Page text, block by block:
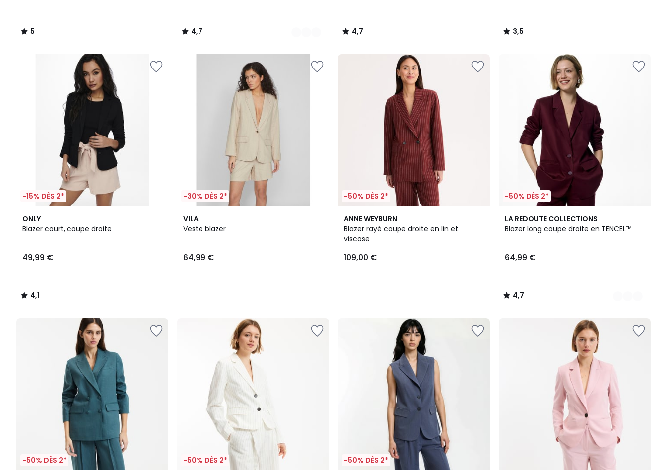
5
/
4,7
/
4,7
/
3,5
/
-15% DÈS 2*
ONLY
Blazer court, coupe droite
49,99 €
4,1
/ 5
4,1
/
-30% DÈS 2*
VILA
Veste blazer
64,99 €
-50% DÈS 2*
ANNE WEYBURN
Blazer rayé coupe droite en lin et
viscose
109,00 €
-50% DÈS 2*
LA REDOUTE COLLECTIONS
Blazer long coupe droite en TENCEL™
64,99 €
4,7
/ 5
2
Couleurs
4,7
/
-50% DÈS 2* -50% DÈS 2* -50% DÈS 2*